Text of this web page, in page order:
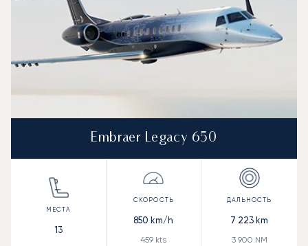
Embraer Legacy 650
13
850 km/h
459 kts
7 223 km
3 900 NM